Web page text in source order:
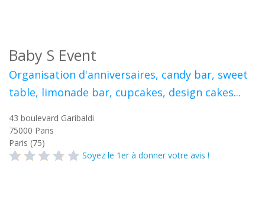
Baby S Event
Organisation d'anniversaires, candy bar, sweet
table, limonade bar, cupcakes, design cakes...
43 boulevard Garibaldi
75000 Paris
Paris (75)
Soyez le 1er à donner votre avis !